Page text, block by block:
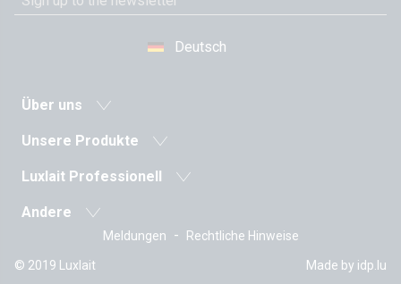
Deutsch
Über uns
Neuigkeiten
Geschichte
Werte
Unsere Produkte
Milch und Milchgetränke
Butter
Frischkäse
Luxlait Pro­fes­si­o­nell
Pro Produkte
Vertrieb
Andere
Vitarium
Meldungen - Rechtliche Hinweise
© 2019 Luxlait Made by idp.lu